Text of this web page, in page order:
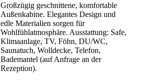
Großzügig geschnittene, komfortable
Außenkabine. Elegantes Design und
edle Materialien sorgen für
Wohlfühlatmosphäre. Ausstattung: Safe,
Klimaanlage, TV, Föhn, DU/WC,
Saunatuch, Wolldecke, Telefon,
Bademantel (auf Anfrage an der
Rezeption).